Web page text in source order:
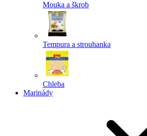
Mouka a škrob
Tempura a strouhanka
Chleba
Marinády